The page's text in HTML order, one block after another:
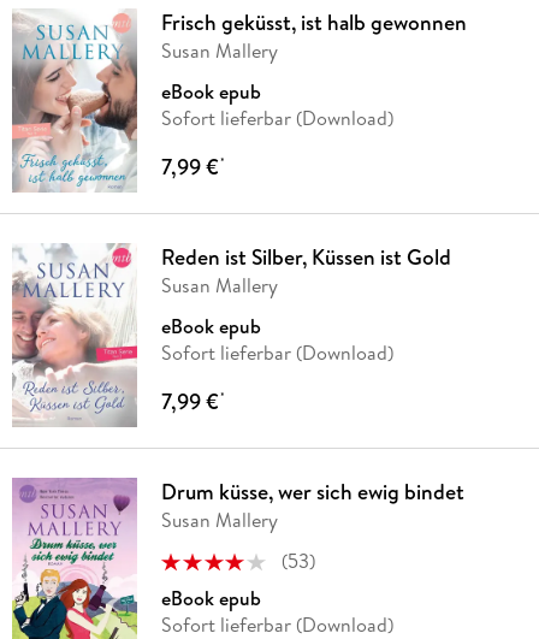
Frisch geküsst, ist halb gewonnen
Susan Mallery
eBook epub
Sofort lieferbar (Download)
7,99 €*
Reden ist Silber, Küssen ist Gold
Susan Mallery
eBook epub
Sofort lieferbar (Download)
7,99 €*
Drum küsse, wer sich ewig bindet
Susan Mallery
(53)
eBook epub
Sofort lieferbar (Download)